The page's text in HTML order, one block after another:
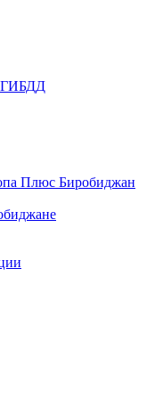
ГИБДД
Плюс Биробиджан